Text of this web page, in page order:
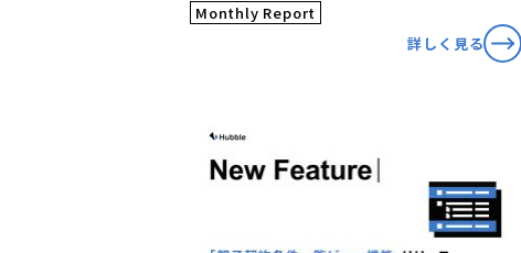
Monthly Report
詳しく見る